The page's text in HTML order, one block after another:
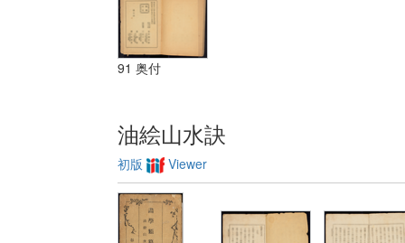
91 奥付
油絵山水訣
初版 Viewer